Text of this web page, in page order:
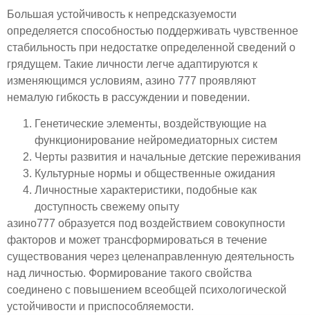
Большая устойчивость к непредсказуемости
определяется способностью поддерживать чувственное
стабильность при недостатке определенной сведений о
грядущем. Такие личности легче адаптируются к
изменяющимся условиям, азино 777 проявляют
немалую гибкость в рассуждении и поведении.
Генетические элементы, воздействующие на
функционирование нейромедиаторных систем
Черты развития и начальные детские переживания
Культурные нормы и общественные ожидания
Личностные характеристики, подобные как
доступность свежему опыту
азино777 образуется под воздействием совокупности
факторов и может трансформироваться в течение
существования через целенаправленную деятельность
над личностью. Формирование такого свойства
соединено с повышением всеобщей психологической
устойчивости и приспособляемости.